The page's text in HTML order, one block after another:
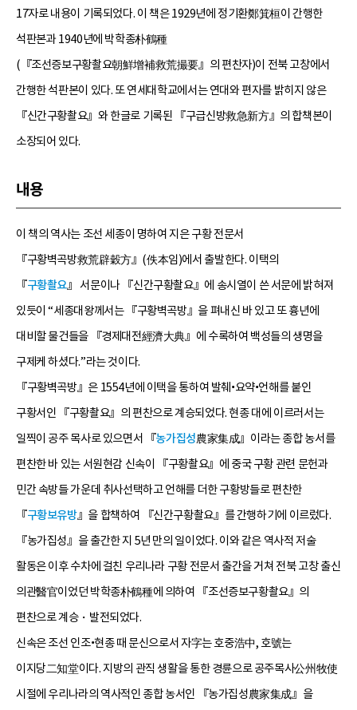
17자로 내용이 기록되었다. 이 책은 1929년에 정기환鄭箕桓이 간행한
석판본과 1940년에 박학종朴鶴種
(『조선증보구황촬요朝鮮增補救荒撮要』의 편찬자)이 전북 고창에서
간행한 석판본이 있다. 또 연세대학교에서는 연대와 편자를 밝히지 않은
『신간구황촬요』와 한글로 기록된 『구급신방救急新方』의 합책본이
소장되어 있다.
내용
이 책의 역사는 조선 세종이 명하여 지은 구황 전문서
『구황벽곡방救荒辟穀方』(佚本임)에서 출발한다. 이택의
『구황촬요』 서문이나 『신간구황촬요』에 송시열이 쓴 서문에 밝혀져
있듯이 “세종대왕께서는 『구황벽곡방』을 펴내신 바 있고 또 흉년에
대비할 물건들을 『경제대전經濟大典』에 수록하여 백성들의 생명을
구제케 하셨다.”라는 것이다.
『구황벽곡방』은 1554년에 이택을 통하여 발췌•요약•언해를 붙인
구황서인 『구황촬요』의 편찬으로 계승되었다. 현종 대에 이르러서는
일찍이 공주 목사로 있으면서 『농가집성農家集成』이라는 종합 농서를
편찬한 바 있는 서원현감 신속이 『구황촬요』에 중국 구황 관련 문헌과
민간 속방들 가운데 취사선택하고 언해를 더한 구황방들로 편찬한
『구황보유방』을 합책하여 『신간구황촬요』를 간행하기에 이르렀다.
『농가집성』을 출간한 지 5년 만의 일이었다. 이와 같은 역사적 저술
활동은 이후 수차에 걸친 우리나라 구황 전문서 출간을 거쳐 전북 고창 출신
의관醫官이었던 박학종朴鶴種에 의하여 『조선증보구황촬요』의
편찬으로 계승・발전되었다.
신속은 조선 인조•현종 때 문신으로서 자字는 호중浩中, 호號는
이지당二知堂이다. 지방의 관직 생활을 통한 경륜으로 공주목사公州牧使
시절에 우리나라의 역사적인 종합 농서인 『농가집성農家集成』을